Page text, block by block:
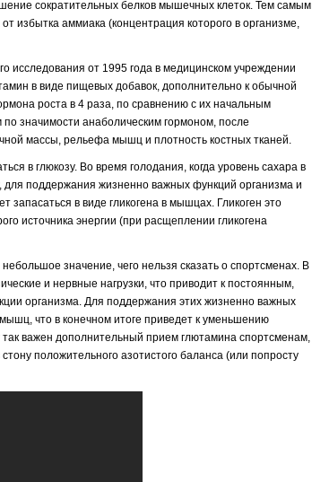
сократительных белков мышечных клеток. Тем самым
избытка аммиака (концентрация которого в организме,
исследования от 1995 года в медицинском учреждении
в виде пищевых добавок, дополнительно к обычной
роста в 4 раза, по сравнению с их начальным
значимости анаболическим гормоном, после
массы, рельефа мышц и плотность костных тканей.
в глюкозу. Во время голодания, когда уровень сахара в
для поддержания жизненно важных функций организма и
в виде гликогена в мышцах. Гликоген это
источника энергии (при расщеплении гликогена
значение, чего нельзя сказать о спортсменах. В
и нервные нагрузки, что приводит к постоянным,
организма. Для поддержания этих жизненно важных
что в конечном итоге приведет к уменьшению
важен дополнительный прием глютамина спортсменам,
положительного азотистого баланса (или попросту